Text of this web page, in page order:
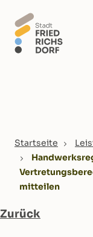
You are here:
Startseite
mitteilen
Zurück